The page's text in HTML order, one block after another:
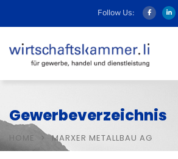
Follow Us:
Gewerbeverzeichnis
HOME MARXER METALLBAU AG